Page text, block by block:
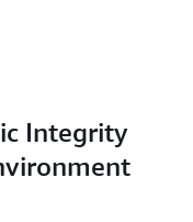
Integrity